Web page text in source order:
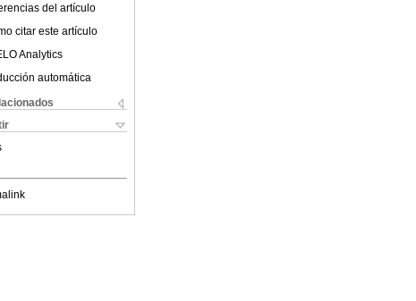
del artículo
citar este artículo
Analytics
automática